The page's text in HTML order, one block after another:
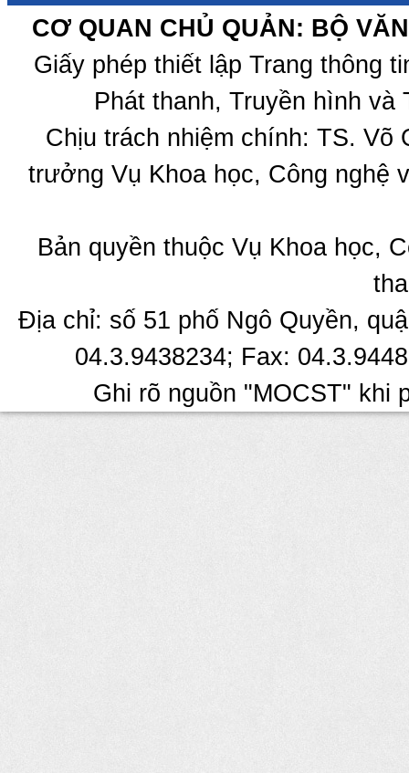
CƠ QUAN CHỦ QUẢN: BỘ
Giấy phép thiết lập Trang thông
Phát thanh, Truyền hình
Chịu trách nhiệm chính: TS.
trưởng Vụ Khoa học, Công nghệ
Bản quyền thuộc Vụ Khoa học,
Địa chỉ: số 51 phố Ngô Quyền,
04.3.9438234; Fax:
Ghi rõ nguồn "MOCST" khi